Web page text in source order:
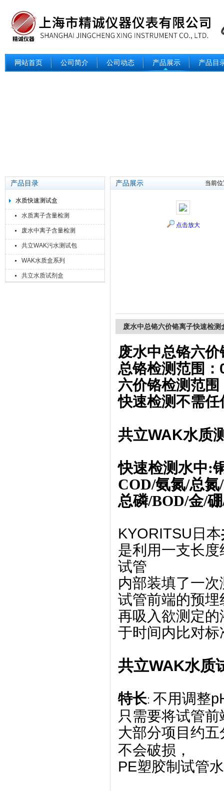
上海精诚兴仪器仪表有限公司
网站首页 公司简介 公司动态 产品展示 产品目
产品目录
水质快速测试盒
水质离子含量检测
废水中离子含量检测
共立WAK污水测试包
WAK水质盒系列
共立水质试剂盒
产品展示 当前
点击放大
废水中总铬六价铬离子快速检测
废水中总铬六
总铬检测范围
六价铬检测范
快速检测不需
共立WAK水质
快速检测水中:
COD/氨氮/总氮/
总磷/BOD/金/
KYORITSU日本
是利用一支长度
试管
内部装填了一
试管前端的预埋
再吸入欲测定的
于时间内比对标
共立WAK水质
特长: 不用调整
只需要将试管
大部分项目约五
不会破损，
PE塑胶制试管